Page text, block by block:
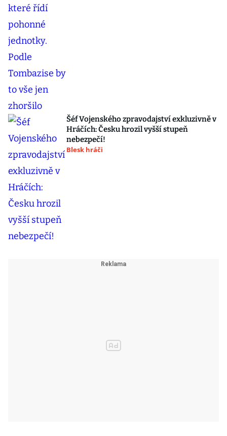
Šéf Vojenského zpravodajství exkluzivně v
Hráčích: Česku hrozil vyšší stupeň
nebezpečí!
Blesk hráči